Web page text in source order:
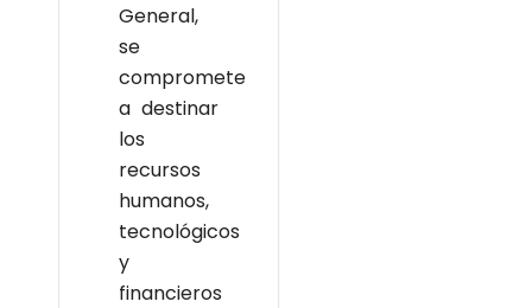
General,
se
compromete
a destinar
los
recursos
humanos,
tecnológicos
y
financieros